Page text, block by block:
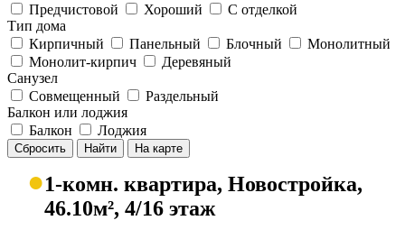
Предчистовой
Хороший
С отделкой
Тип дома
Кирпичный
Панельный Блочный
Монолитный
Монолит-кирпич
Деревяный
Санузел
Совмещенный
Раздельный
Балкон или лоджия
Балкон
Лоджия
Сбросить Найти На карте
●1-комн. квартира, Новостройка,
46.10м², 4/16 этаж